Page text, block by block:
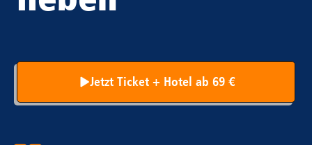
Jetzt Ticket + Hotel ab 69 €